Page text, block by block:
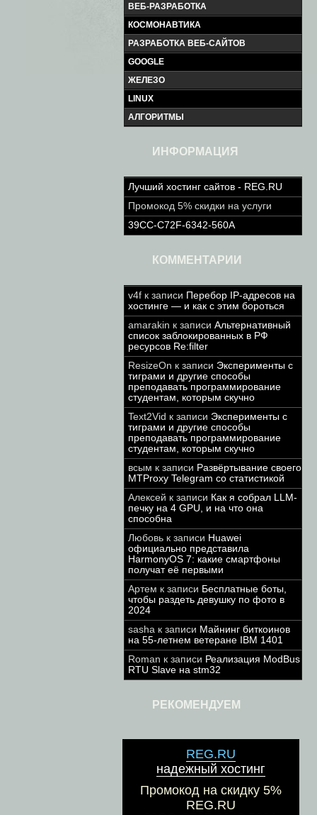
ВЕБ-РАЗРАБОТКА
КОСМОНАВТИКА
РАЗРАБОТКА ВЕБ-САЙТОВ
GOOGLE
ЖЕЛЕЗО
LINUX
АЛГОРИТМЫ
ИНФОРМАЦИЯ
Лучший хостинг сайтов - REG.RU
Промокод 5% скидки на услуги
39CC-C72F-6342-560A
КОММЕНТАРИИ
v4f к записи Перебор IP-адресов на
хостинге — и как с этим бороться
amarakin к записи Альтернативный
список заблокированных в РФ
ресурсов Re:filter
ResizeOn к записи Эксперименты с
тиграми и другие способы
преподавать программирование
студентам, которым скучно
Text2Vid к записи Эксперименты с
тиграми и другие способы
преподавать программирование
студентам, которым скучно
всым к записи Развёртывание своего
MTProxy Telegram со статистикой
Алексей к записи Как я собрал LLM-
печку на 4 GPU, и на что она
способна
Любовь к записи Huawei
официально представила
HarmonyOS 7: какие смартфоны
получат её первыми
Артем к записи Бесплатные боты,
чтобы раздеть девушку по фото в
2024
sasha к записи Майнинг биткоинов
на 55-летнем ветеране IBM 1401
Roman к записи Реализация ModBus
RTU Slave на stm32
РЕКОМЕНДУЕМ
REG.RU
надежный хостинг
Промокод на скидку 5%
REG.RU